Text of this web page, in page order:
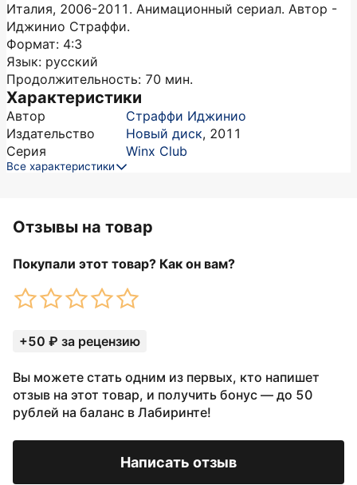
Италия, 2006-2011. Анимационный сериал. Автор -
Иджинио Страффи.
Формат: 4:3
Язык: русский
Продолжительность: 70 мин.
Характеристики
Автор
Страффи Иджинио
Издательство
Новый диск, 2011
Серия
Winx Club
Все характеристики
Отзывы на товар
Покупали этот товар? Как он вам?
+50 ₽ за рецензию
Вы можете стать одним из первых, кто напишет
отзыв на этот товар, и получить бонус — до 50
рублей на баланс в Лабиринте!
Написать отзыв